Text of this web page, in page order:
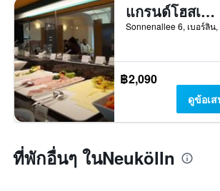
แกรนด์โฮสเทล เบอร์ลิน เออร์บัน
฿2,090
ดูข้อเ
ที่พักอื่นๆ ในNeukölln